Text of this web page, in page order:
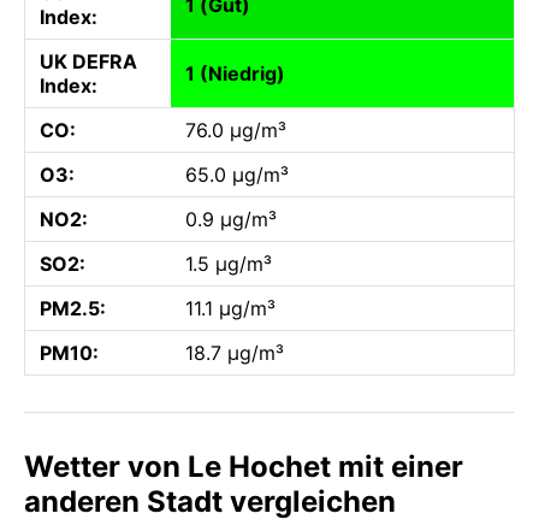
Index:
UK DEFRA
Index:
1 (Niedrig)
CO:
76.0 µg/m³
O3:
65.0 µg/m³
NO2:
0.9 µg/m³
SO2:
1.5 µg/m³
PM2.5:
11.1 µg/m³
PM10:
18.7 µg/m³
Wetter von Le Hochet mit einer
anderen Stadt vergleichen